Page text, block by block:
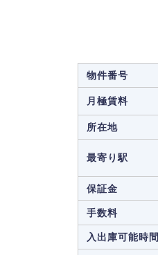
物件番号
月極賃料
所在地
最寄り駅
保証金
手数料
入出庫可能時間